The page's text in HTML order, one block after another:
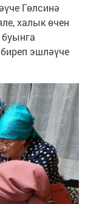
Гөлсинә
халык өчен
эшләүче